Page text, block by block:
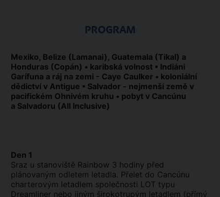
PROGRAM
Mexiko, Belize (Lamanai), Guatemala (Tikal) a
Honduras (Copán) • karibská volnost • Indiáni
Garífuna a ráj na zemi - Caye Caulker • koloniální
dědictví v Antigue • Salvador - nejmenší země v
pacifickém Ohnivém kruhu • pobyt v Cancúnu
a Salvadoru (All Inclusive)
Den 1
Sraz u stanoviště Rainbow 3 hodiny před
plánovaným odletem letadla. Přelet do Cancúnu
charterovým letadlem společnosti LOT typu
Dreamliner nebo jiným širokotrupým letadlem (přímý